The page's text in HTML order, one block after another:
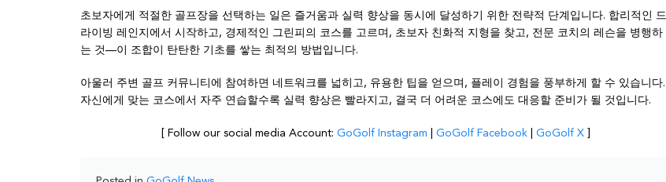
초보자에게 적절한 골프장을 선택하는 일은 즐거움과 실력 향상을 동시에 달성하기 위한 전략적 단계입니다. 합리적인 드
라이빙 레인지에서 시작하고, 경제적인 그린피의 코스를 고르며, 초보자 친화적 지형을 찾고, 전문 코치의 레슨을 병행하
는 것—이 조합이 탄탄한 기초를 쌓는 최적의 방법입니다.
아울러 주변 골프 커뮤니티에 참여하면 네트워크를 넓히고, 유용한 팁을 얻으며, 플레이 경험을 풍부하게 할 수 있습니다.
자신에게 맞는 코스에서 자주 연습할수록 실력 향상은 빨라지고, 결국 더 어려운 코스에도 대응할 준비가 될 것입니다.
[ Follow our social media Account: GoGolf Instagram GoGolf Facebook| GoGolf X]